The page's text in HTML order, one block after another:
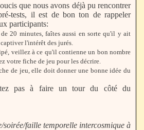
que nous avons déjà pu rencontrer
tests, il est de bon ton de rappeler
participants:
20 minutes, faîtes aussi en sorte qu'il y ait
l'intérêt des jurés.
veillez à ce qu'il contienne un bon nombre
votre fiche de jeu pour les décrire.
de jeu, elle doit donner une bonne idée du
pas à faire un tour du côté du
soirée/faille temporelle intercosmique à